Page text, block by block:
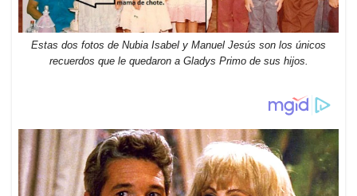
Estas dos fotos de Nubia Isabel y Manuel Jesús son los únicos
recuerdos que le quedaron a Gladys Primo de sus hijos.